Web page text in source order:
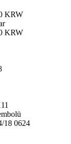
KRW
KRW
18 0624